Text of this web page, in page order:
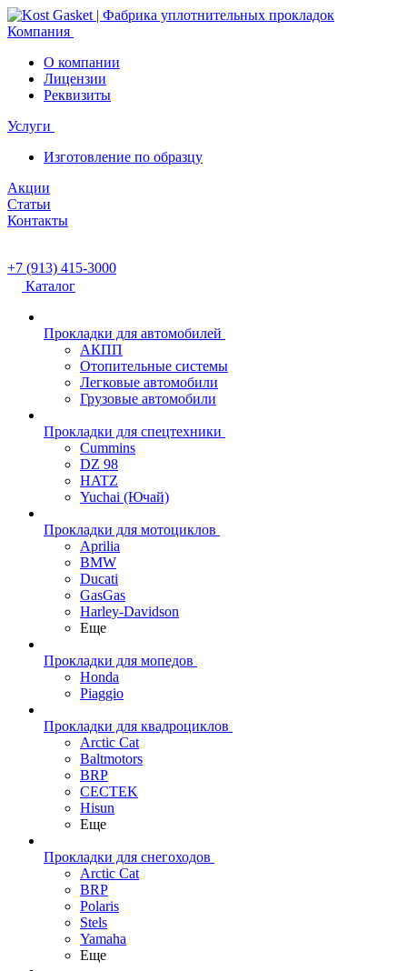
Компания
О компании
Лицензии
Реквизиты
Услуги
Изготовление по образцу
Акции
Статьи
Контакты
+7 (913) 415-3000
Каталог
Прокладки для автомобилей
АКПП
Отопительные системы
Легковые автомобили
Грузовые автомобили
Прокладки для спецтехники
Cummins
DZ 98
HATZ
Yuchai (Ючай)
Прокладки для мотоциклов
Aprilia
BMW
Ducati
GasGas
Harley-Davidson
Еще
Прокладки для мопедов
Honda
Piaggio
Прокладки для квадроциклов
Arctic Cat
Baltmotors
BRP
CECTEK
Hisun
Еще
Прокладки для снегоходов
Arctic Cat
BRP
Polaris
Stels
Yamaha
Еще